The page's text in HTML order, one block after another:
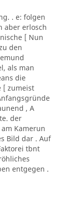
. e: folgen
aber erlosch
[ Nun
den
als man
die
[ zumeist
, A
der
Kamerun
Bild dar . Auf
tbnt
entgegen .